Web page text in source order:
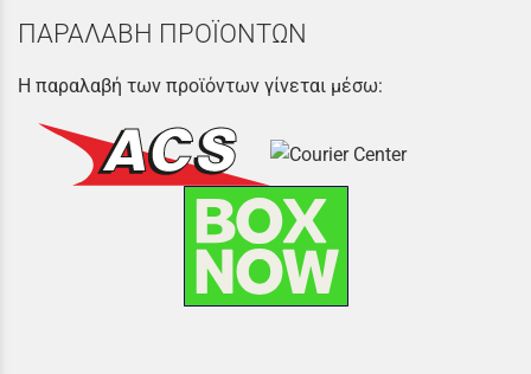
ΠΑΡΑΛΑΒΗ ΠΡΟΪΟΝΤΩΝ
Η παραλαβή των προϊόντων γίνεται μέσω: